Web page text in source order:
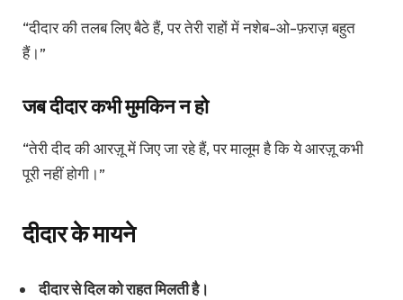
“दीदार की तलब लिए बैठे हैं, पर तेरी राहों में नशेब-ओ-फ़राज़ बहुत
हैं।”
जब दीदार कभी मुमकिन न हो
“तेरी दीद की आरज़ू में जिए जा रहे हैं, पर मालूम है कि ये आरज़ू कभी
पूरी नहीं होगी।”
दीदार के मायने
दीदार से दिल को राहत मिलती है।